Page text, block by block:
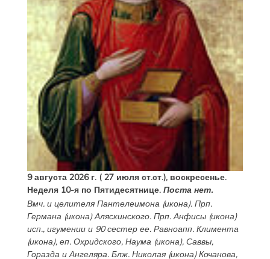
9 августа 2026 г. ( 27 июля ст.ст.), воскресенье.
Неделя 10-я по Пятидесятнице. Поста нет.
Вмч. и целителя Пантелеимона(икона). Прп.
Германа(икона) Аляскинского. Прп.Анфисы(икона)
исп., игумении и 90 сестер ее. Равноапп. Климента
(икона), еп. Охридского, Наума(икона), Саввы,
ГораздаиАнгеляра. Блж. Николая(икона) Кочанова,